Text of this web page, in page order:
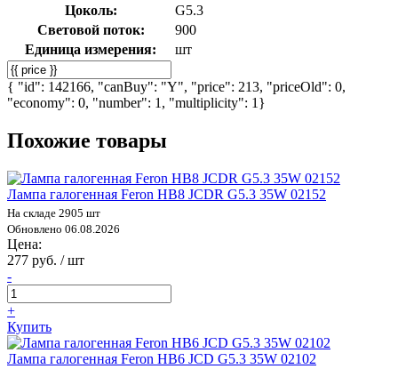
Цоколь:
G5.3
Световой поток:
900
Единица измерения:
шт
{ "id": 142166, "canBuy": "Y", "price": 213, "priceOld": 0,
"economy": 0, "number": 1, "multiplicity": 1}
Похожие товары
Лампа галогенная Feron HB8 JCDR G5.3 35W 02152
На складе 2905 шт
Обновлено 06.08.2026
Цена:
277 руб. / шт
-
+
Купить
Лампа галогенная Feron HB6 JCD G5.3 35W 02102